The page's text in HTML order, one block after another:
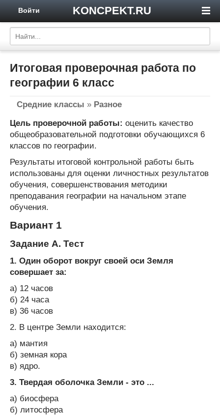
KONCPEKT.RU
Войти
Итоговая проверочная работа по
географии 6 класс
Средние классы » Разное
Цель проверочной работы: оценить качество
общеобразовательной подготовки обучающихся 6
классов по географии.
Результаты итоговой контрольной работы быть
использованы для оценки личностных результатов
обучения, совершенствования методики
преподавания географии на начальном этапе
обучения.
Вариант 1
Задание А. Тест
1. Один оборот вокруг своей оси Земля
совершает за:
а) 12 часов
б) 24 часа
в) 36 часов
2. В центре Земли находится:
а) мантия
б) земная кора
в) ядро.
3. Твердая оболочка Земли - это ...
а) биосфера
б) литосфера